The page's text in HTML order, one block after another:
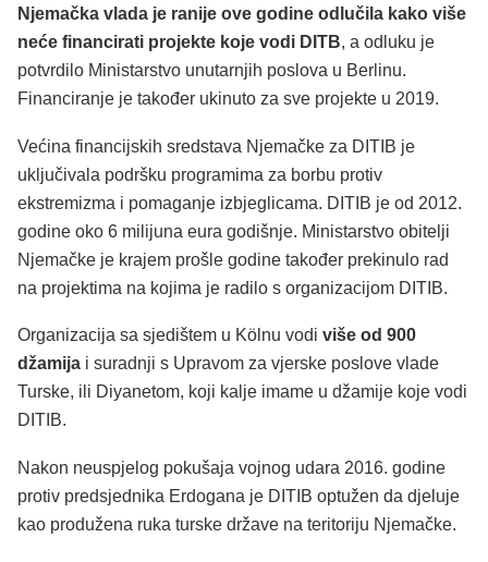
Njemačka vlada je ranije ove godine odlučila kako više
neće financirati projekte koje vodi DITB, a odluku je
potvrdilo Ministarstvo unutarnjih poslova u Berlinu.
Financiranje je također ukinuto za sve projekte u 2019.
Većina financijskih sredstava Njemačke za DITIB je
uključivala podršku programima za borbu protiv
ekstremizma i pomaganje izbjeglicama. DITIB je od 2012.
godine oko 6 milijuna eura godišnje. Ministarstvo obitelji
Njemačke je krajem prošle godine također prekinulo rad
na projektima na kojima je radilo s organizacijom DITIB.
Organizacija sa sjedištem u Kölnu vodi više od 900
džamija i suradnji s Upravom za vjerske poslove vlade
Turske, ili Diyanetom, koji kalje imame u džamije koje vodi
DITIB.
Nakon neuspjelog pokušaja vojnog udara 2016. godine
protiv predsjednika Erdogana je DITIB optužen da djeluje
kao produžena ruka turske države na teritoriju Njemačke.